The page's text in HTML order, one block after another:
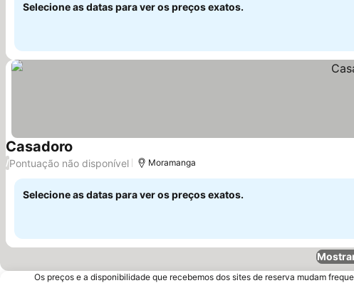
Selecione as datas para ver os preços exatos.
Casadoro
/Pontuação não disponível Moramanga
Selecione as datas para ver os preços exatos.
Os preços e a disponibilidade que recebemos dos sites de reserva mudam